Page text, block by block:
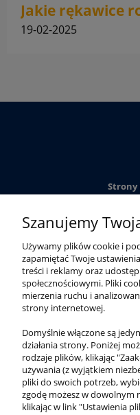
Jakie rękawice
19-02-2025
Szanujemy
Używamy plików cookie i
zapamiętać Twoje
treści i reklamy oraz
społecznościowymi. Pliki
mierzenia ruchu i
strony internetowej.
Domyślnie włączone są
działania strony. Poniżej
rodzaje plików, klikając
używania (z wyjątkiem
pliki do swoich potrzeb,
zgodę możesz w dowolnym
klikając w link "Ustawienia